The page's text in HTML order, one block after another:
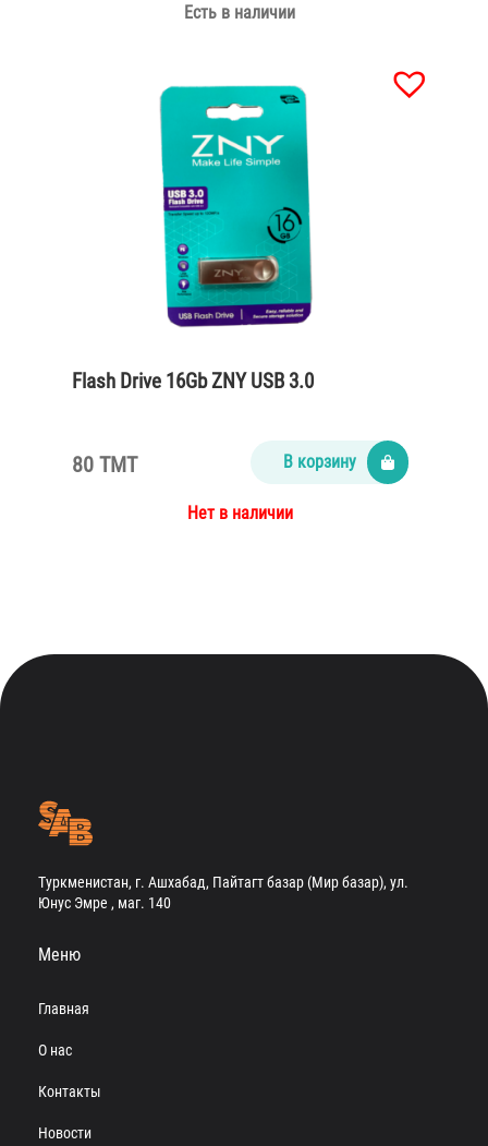
Есть в наличии
Flash Drive 16Gb ZNY USB 3.0
80 TMT В корзину
Нет в наличии
Туркменистан, г. Ашхабад, Пайтагт базар (Мир базар), ул.
Юнус Эмре , маг. 140
Меню
Главная
О нас
Контакты
Новости